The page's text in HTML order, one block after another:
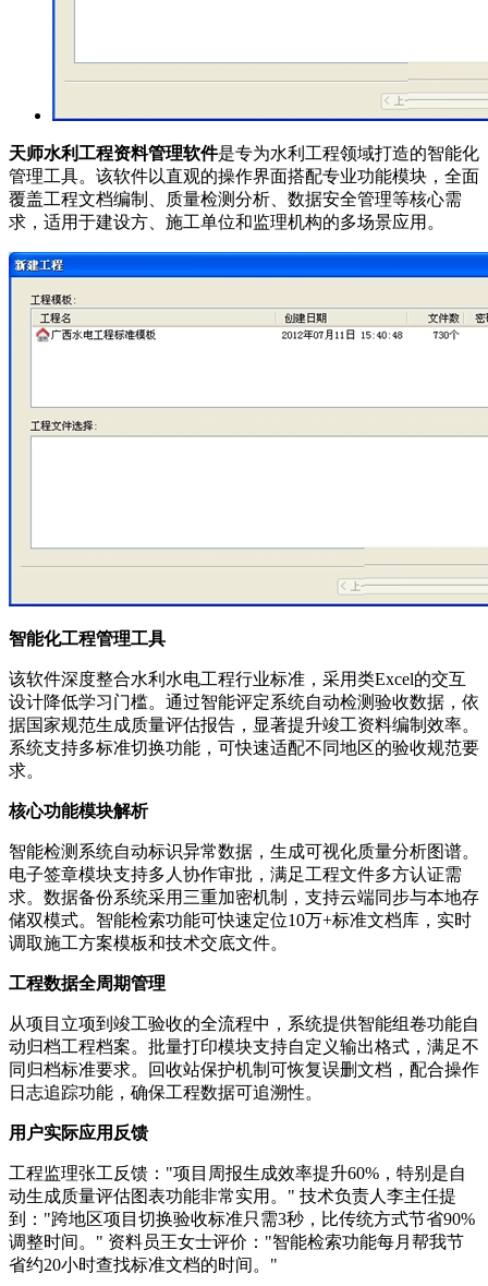
天师水利工程资料管理软件是专为水利工程领域打造的智能化
管理工具。该软件以直观的操作界面搭配专业功能模块，全面
覆盖工程文档编制、质量检测分析、数据安全管理等核心需
求，适用于建设方、施工单位和监理机构的多场景应用。
智能化工程管理工具
该软件深度整合水利水电工程行业标准，采用类Excel的交互
设计降低学习门槛。通过智能评定系统自动检测验收数据，依
据国家规范生成质量评估报告，显著提升竣工资料编制效率。
系统支持多标准切换功能，可快速适配不同地区的验收规范要
求。
核心功能模块解析
智能检测系统自动标识异常数据，生成可视化质量分析图谱。
电子签章模块支持多人协作审批，满足工程文件多方认证需
求。数据备份系统采用三重加密机制，支持云端同步与本地存
储双模式。智能检索功能可快速定位10万+标准文档库，实时
调取施工方案模板和技术交底文件。
工程数据全周期管理
从项目立项到竣工验收的全流程中，系统提供智能组卷功能自
动归档工程档案。批量打印模块支持自定义输出格式，满足不
同归档标准要求。回收站保护机制可恢复误删文档，配合操作
日志追踪功能，确保工程数据可追溯性。
用户实际应用反馈
工程监理张工反馈："项目周报生成效率提升60%，特别是自
动生成质量评估图表功能非常实用。" 技术负责人李主任提
到："跨地区项目切换验收标准只需3秒，比传统方式节省90%
调整时间。" 资料员王女士评价："智能检索功能每月帮我节
省约20小时查找标准文档的时间。"